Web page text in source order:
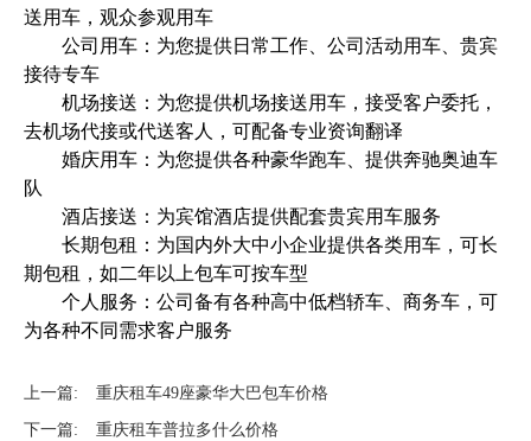
送用车，观众参观用车
公司用车：为您提供日常工作、公司活动用车、贵宾
接待专车
机场接送：为您提供机场接送用车，接受客户委托，
去机场代接或代送客人，可配备专业资询翻译
婚庆用车：为您提供各种豪华跑车、提供奔驰奥迪车
队
酒店接送：为宾馆酒店提供配套贵宾用车服务
长期包租：为国内外大中小企业提供各类用车，可长
期包租，如二年以上包车可按车型
个人服务：公司备有各种高中低档轿车、商务车，可
为各种不同需求客户服务
上一篇: 重庆租车49座豪华大巴包车价格
下一篇: 重庆租车普拉多什么价格